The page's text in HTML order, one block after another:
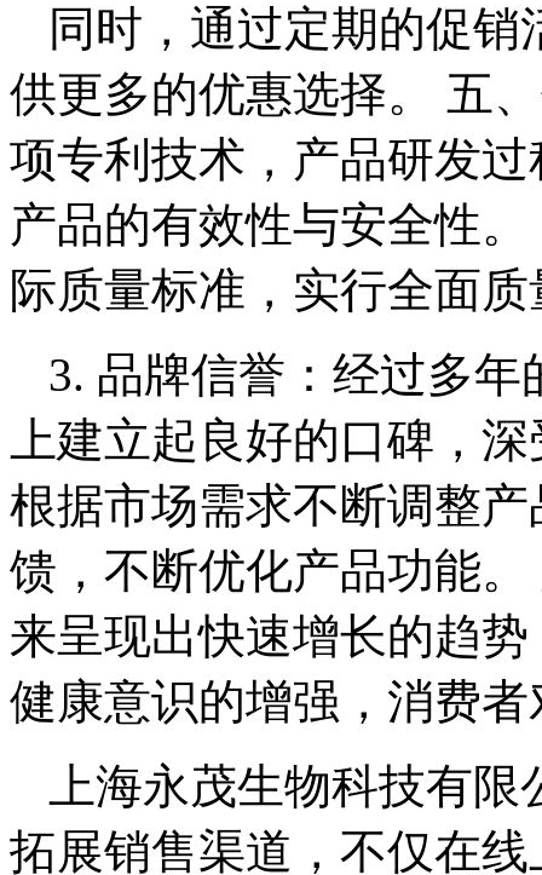
同时，通过定期的促
供更多的优惠选择。 五
项专利技术，产品研发
产品的有效性与安全性
际质量标准，实行全面
3. 品牌信誉：经过多
上建立起良好的口碑，
根据市场需求不断调整
馈，不断优化产品功能
来呈现出快速增长的趋
健康意识的增强，消费
上海永茂生物科技有
拓展销售渠道，不仅在